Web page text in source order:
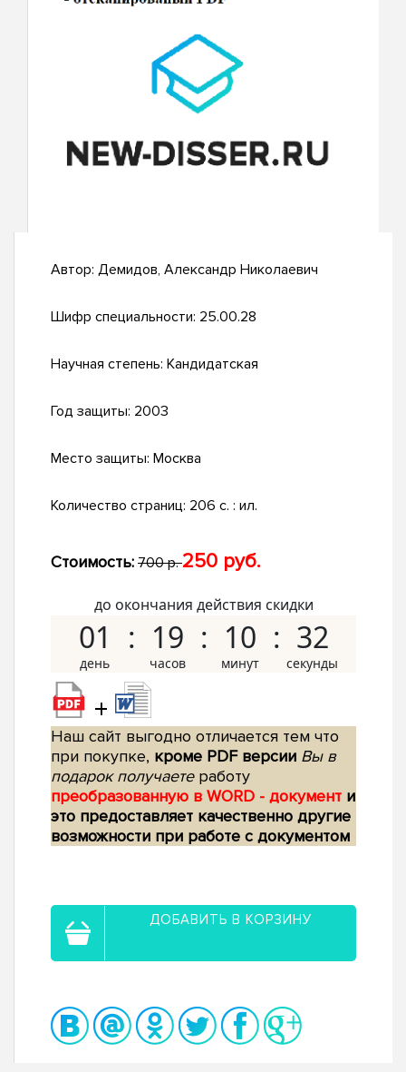
Автор: Демидов, Александр Николаевич
Шифр специальности: 25.00.28
Научная степень: Кандидатская
Год защиты: 2003
Место защиты: Москва
Количество страниц: 206 с. : ил.
Стоимость: 700 р.250 руб.
до окончания действия скидки
01 19 10 32
+
Наш сайт выгодно отличается тем что
при покупке, кроме PDF версии Вы в
подарок получаетеработу
преобразованную в WORD - документ и
это предоставляет качественно другие
возможности при работе с документом
ДОБАВИТЬ В КОРЗИНУ